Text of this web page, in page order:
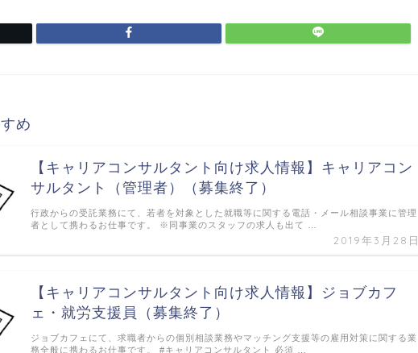
め
【キャリアコンサルタント向け求人情報】キャリアコン
サルタント（管理者）（募集終了）
2019年3月28日
行政からの受託業務にて、若者を対象とした就職等に関する電話・メール相談事業に管理
者として携わるお仕事です。 ※同事業のスタッフの求人も出て …
【キャリアコンサルタント向け求人情報】ジョブカフ
ェ・就労支援員（募集終了）
ジョブカフェにて、求職者からの個別相談業務やマッチング支援等の雇用対策に関する業
務全般に携わるお仕事です。 #キャリアコンサルタント 必須 …